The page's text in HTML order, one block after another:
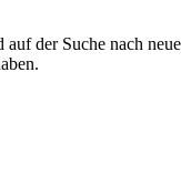
der Suche nach